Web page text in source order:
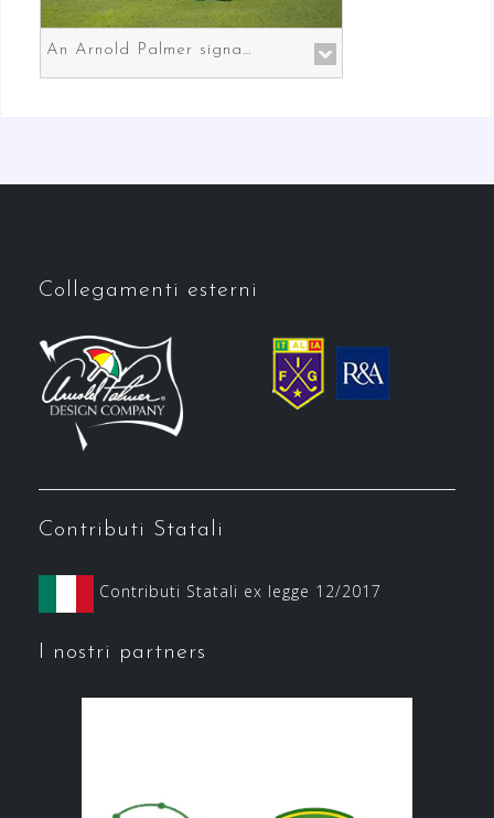
An Arnold Palmer signature course in Prato the gateway to Florence
Collegamenti esterni
Contributi Statali
Contributi Statali ex legge 12/2017
I nostri partners